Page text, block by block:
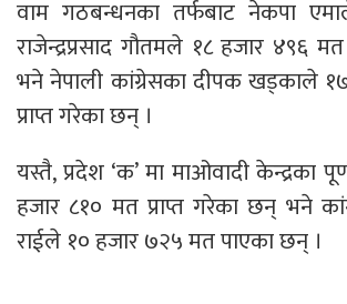
वाम गठबन्धनका तर्फबाट नेकपा
राजेन्द्रप्रसाद गौतमले १८ हजार ४९६
भने नेपाली कांग्रेसका दीपक खड्काले
प्राप्त गरेका छन् ।
यस्तै, प्रदेश ‘क’ मा माओवादी केन्द्रका
हजार ८१० मत प्राप्त गरेका छन् भने
राईले १० हजार ७२५ मत पाएका छन् ।